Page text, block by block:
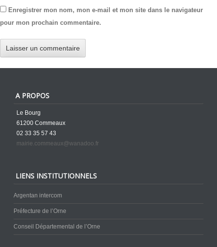
Enregistrer mon nom, mon e-mail et mon site dans le navigateur
pour mon prochain commentaire.
A PROPOS
Le Bourg
61200 Commeaux
02 33 35 57 43
mairie.commeaux@wanadoo.fr
LIENS INSTITUTIONNELS
Argentan intercom
Préfecture de l’Orne
Conseil Départemental de l’Orne